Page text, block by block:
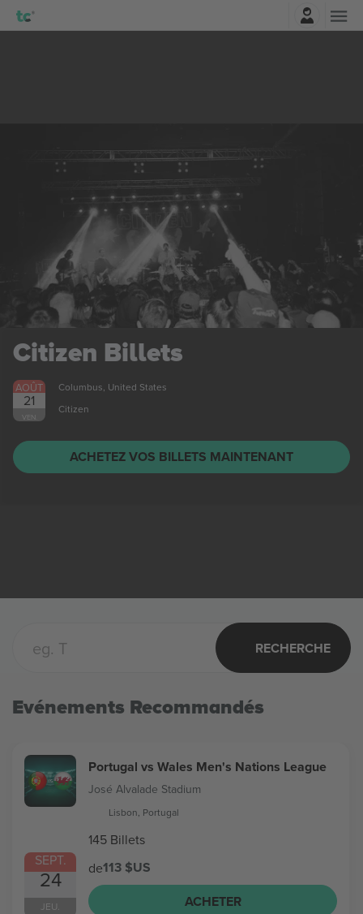
Citizen Billets
AOÛT
21
VEN.
Columbus, United States
Citizen
ACHETEZ VOS BILLETS MAINTENANT
RECHERCHE
Evénements Recommandés
SEPT.
24
JEU.
Portugal vs Wales Men's Nations League
José Alvalade Stadium
Lisbon, Portugal
145 Billets
de113 $US
ACHETER